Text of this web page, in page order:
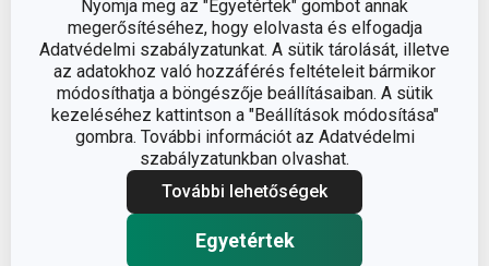
Nyomja meg az "Egyetértek" gombot annak
megerősítéséhez, hogy elolvasta és elfogadja
Adatvédelmi szabályzatunkat. A sütik tárolását, illetve
az adatokhoz való hozzáférés feltételeit bármikor
módosíthatja a böngészője beállításaiban. A sütik
kezeléséhez kattintson a "Beállítások módosítása"
gombra. További információt az Adatvédelmi
szabályzatunkban olvashat.
További lehetőségek
Egyetértek
Méretek
A TERMÉK MAGASSÁGA (CM)
A TERMÉK SZÉLESSÉGE (CM)